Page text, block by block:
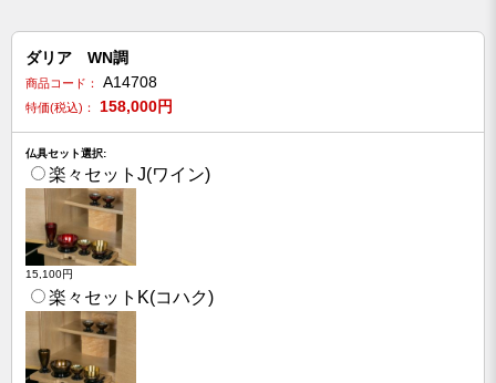
ダリア WN調
商品コード： A14708
特価(税込)： 158,000円
仏具セット選択:
楽々セットJ(ワイン)
15,100円
楽々セットK(コハク)